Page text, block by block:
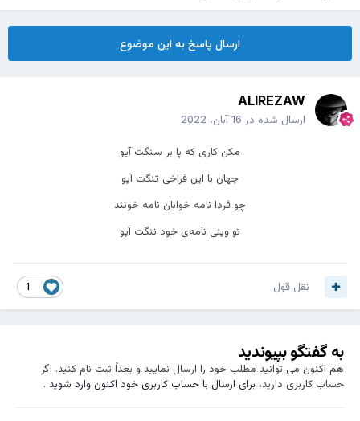
ارسال پاسخ به این موضوع
ALIREZAW
ارسال شده در 16 آبان، 2022
مکن کاری که پا بر سنگت آیو
جهان با این فراخی تنگت آیو
چو فردا نامه خوانان نامه خونند
تو وینی نامه‌ی خود ننگت آیو
نقل قول
به گفتگو بپیوندید
هم اکنون می توانید مطلب خود را ارسال نمایید و بعداً ثبت نام کنید. اگر
حساب کاربری دارید، برای ارسال با حساب کاربری خود اکنون وارد شوید.